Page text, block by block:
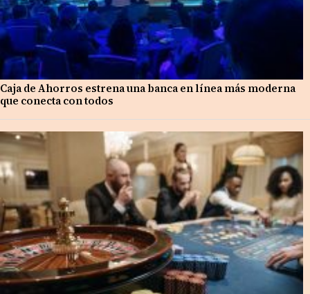
Caja de Ahorros estrena una banca en línea más moderna
que conecta con todos